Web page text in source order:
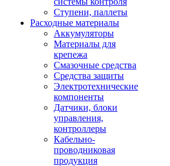
Ступени, паллеты
Расходные материалы
Аккумуляторы
Материалы для
крепежа
Смазочные средства
Средства защиты
Электротехнические
компоненты
Датчики, блоки
управления,
контроллеры
Кабельно-
проводниковая
продукция